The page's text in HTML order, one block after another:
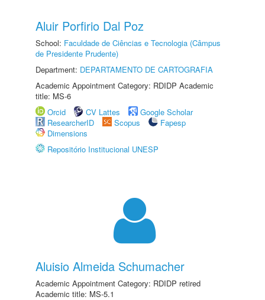
Aluir Porfirio Dal Poz
School: Faculdade de Ciências e Tecnologia (Câmpus
de Presidente Prudente)
Department: DEPARTAMENTO DE CARTOGRAFIA
Academic Appointment Category: RDIDP Academic
title: MS-6
Orcid
CV Lattes
Google Scholar
ResearcherID
Scopus
Fapesp
Dimensions
Repositório Institucional UNESP
Aluisio Almeida Schumacher
Academic Appointment Category: RDIDP retired
Academic title: MS-5.1